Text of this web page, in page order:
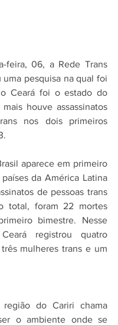
feira, 06, a Rede Trans
uma pesquisa na qual foi
Ceará foi o estado do
houve assassinatos
nos dois primeiros
aparece em primeiro
da América Latina
de pessoas trans
total, foram 22 mortes
bimestre. Nesse
registrou quatro
mulheres trans e um
do Cariri chama
o ambiente onde se